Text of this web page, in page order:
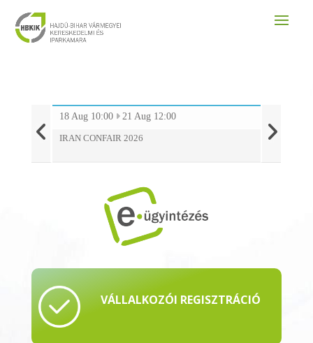
18Aug 10:00 21 Aug 12:00
IRAN CONFAIR 2026
VÁLLALKOZÓI REGISZTRÁCIÓ